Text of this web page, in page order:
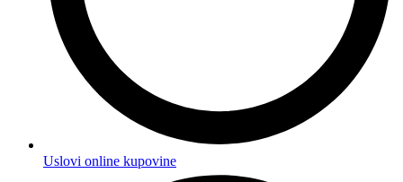
Uslovi online kupovine